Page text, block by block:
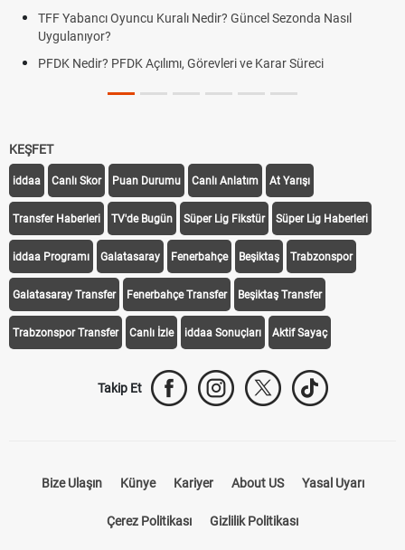
Sezonda Nasıl
Süreci
Deplasman Golü Kuralı Nedir? Hangi
DGS Sonuçları Ne Zaman Açıklanacak
KEŞFET
iddaa Canlı Skor Puan Durumu Canlı Anlatım At Yarışı
Transfer Haberleri TV'de Bugün Süper Lig Fikstür Süper Lig Haberleri
iddaa Programı Galatasaray Fenerbahçe Beşiktaş Trabzonspor
Galatasaray Transfer Fenerbahçe Transfer Beşiktaş Transfer
Trabzonspor Transfer Canlı İzle iddaa Sonuçları Aktif Sayaç